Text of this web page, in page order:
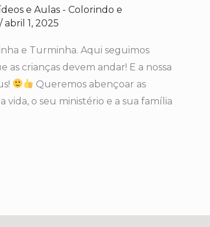
e Aulas - Colorindo e
/ abril 1, 2025
e Turminha. Aqui seguimos
crianças devem andar! E a nossa
Queremos abençoar as
vida, o seu ministério e a sua família